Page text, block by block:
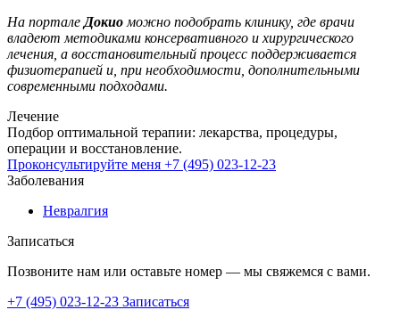
На портале Докио можно подобрать клинику, где врачи
владеют методиками консервативного и хирургического
лечения, а восстановительный процесс поддерживается
физиотерапией и, при необходимости, дополнительными
современными подходами.
Лечение
Подбор оптимальной терапии: лекарства, процедуры,
операции и восстановление.
Проконсультируйте меня +7 (495) 023-12-23
Заболевания
Невралгия
Записаться
Позвоните нам или оставьте номер — мы свяжемся с вами.
+7 (495) 023-12-23 Записаться